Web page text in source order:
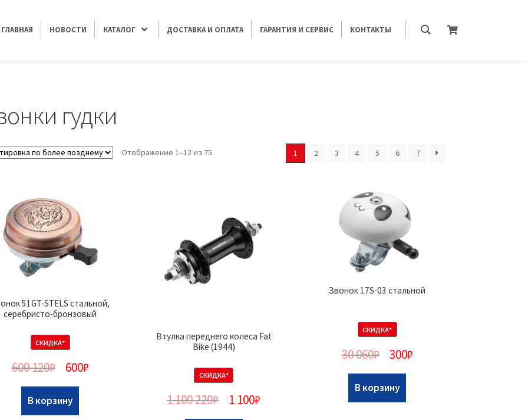
ГЛАВНАЯ НОВОСТИ КАТАЛОГ ДОСТАВКА И ОПЛАТА ГАРАНТИЯ И СЕРВИС КОНТАКТЫ
гудки
Отображение 1–12 из 75 1 2 3 4 5 6 7
51GT-STELS стальной,
серебристо-бронзовый
СКИДКА*
600 120₽ 600₽
В корзину
Втулка переднего колеса Fat
Bike (1944)
СКИДКА*
1 100 220₽ 1 100₽
Звонок 17S-03 стальной
СКИДКА*
30 060₽ 300₽
В корзину